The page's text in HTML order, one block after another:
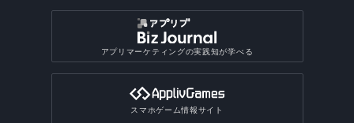
アプリマーケティングの実践知が学べる
スマホゲーム情報サイト